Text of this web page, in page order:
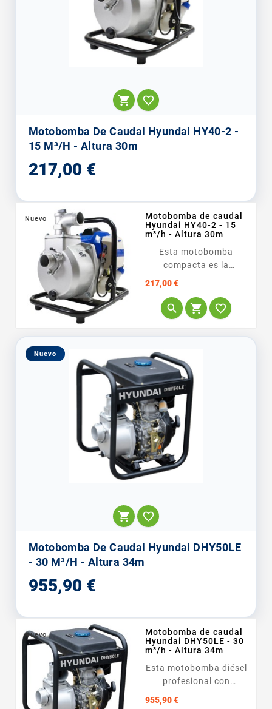
 
Motobomba De Caudal Hyundai HY40-2 -
15 M³/h - Altura 30m
217,00 €Precio
Nuevo
Motobomba de caudal
Hyundai HY40-2 - 15
m³/h - Altura 30m
Esta motobomba
compacta es la
217,00 €Precio
  
Nuevo
 
Motobomba De Caudal Hyundai DHY50LE
- 30 M³/h - Altura 34m
955,90 €Precio
Nuevo
Motobomba de caudal
Hyundai DHY50LE - 30
m³/h - Altura 34m
Esta motobomba diésel
profesional con
955,90 €Precio